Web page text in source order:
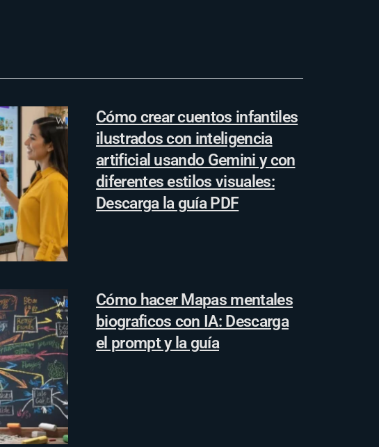
Cómo crear cuentos infantiles
ilustrados con inteligencia
artificial usando Gemini y con
diferentes estilos visuales:
Descarga la guía PDF
Cómo hacer Mapas mentales
biograficos con IA: Descarga
el prompt y la guía